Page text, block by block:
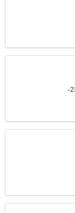
الرجل يريد مقابلة امرأة 23-